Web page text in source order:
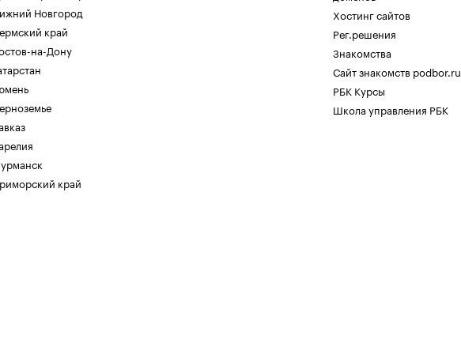
Новгород
край
на-Дону
край
Хостинг сайтов
Рег.решения
Знакомства
Сайт знакомств podbor.ru
РБК Курсы
Школа управления РБК